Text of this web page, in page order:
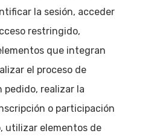
la sesión, acceder
restringido,
que integran
el proceso de
pedido, realizar la
o participación
utilizar elementos de